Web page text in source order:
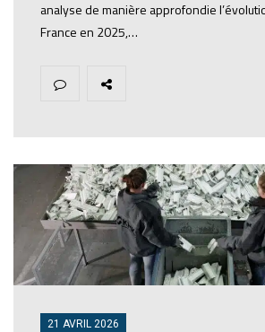
analyse de manière approfondie
France en 2025,…
21 AVRIL 2026